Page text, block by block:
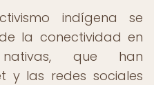
indígena se
la conectividad en
que han
y las redes sociales